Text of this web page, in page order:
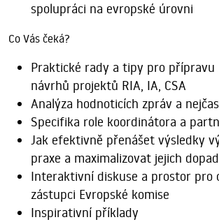
spolupráci na evropské úrovni
Co Vás čeká?
Praktické rady a tipy pro přípravu
návrhů projektů RIA, IA, CSA
Analýza hodnoticích zpráv a
Specifika role koordinátora a
Jak efektivně přenášet výsledky
praxe a maximalizovat jejich dopad
Interaktivní diskuse a prostor pro
zástupci Evropské komise
Inspirativní příklady